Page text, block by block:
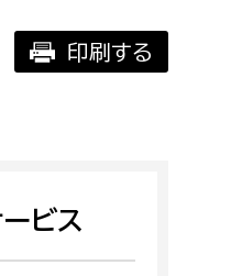
い
印刷する
ビス